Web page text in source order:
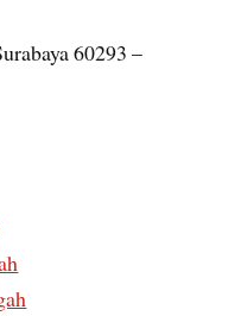
60293 –